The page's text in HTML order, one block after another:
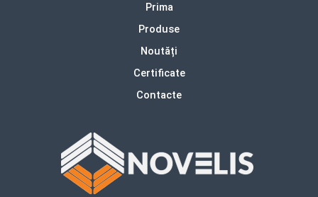
Prima
Produse
Noutăți
Certificate
Contacte